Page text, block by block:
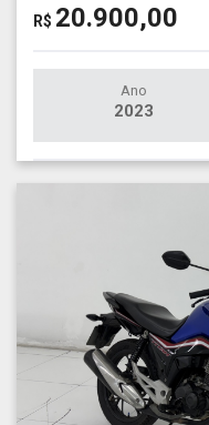
R$ 20.900,00
Ano
2023